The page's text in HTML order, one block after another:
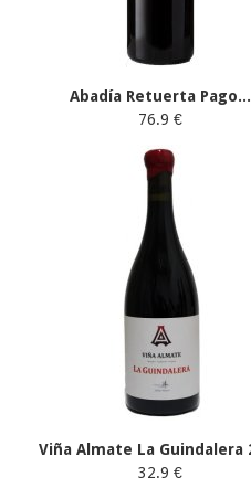
Abadía Retuerta Pago...
76.9 €
Viña Almate La Guindalera
32.9 €